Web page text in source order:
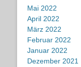
Mai 2022
April 2022
März 2022
Februar 2022
Januar 2022
Dezember 2021